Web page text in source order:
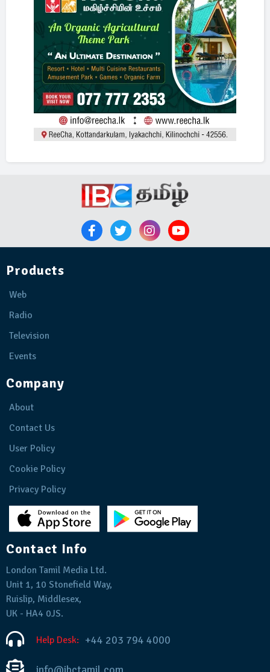
Products
Web
Radio
Television
Events
Company
About
Contact Us
User Policy
Cookie Policy
Privacy Policy
Contact Info
London Tamil Media Ltd.
Unit 1, 10 Stonefield Way,
Ruislip, Middlesex,
UK - HA4 0JS.
Help Desk: +44 203 794 4000